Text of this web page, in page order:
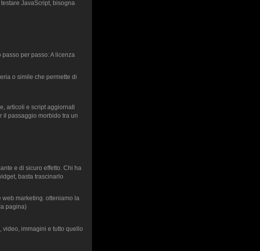
JavaScript, bisogna
per passo: A licenza
o simile che permette di
articoli e script aggiornati
il passaggio morbido tra un
e di sicuro effetto. Chi ha
basta trascinarlo
marketing. otteniamo la
pagina)
video, immagini e tutto quello